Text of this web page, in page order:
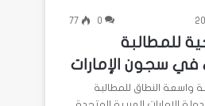
0
77
للمطالبة
في سجون الإمارات
النطاق للمطالبة